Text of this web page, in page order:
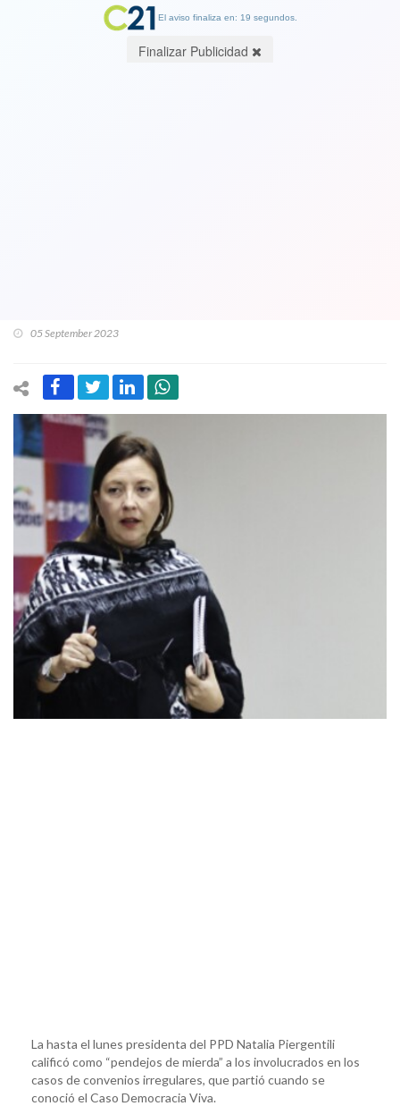
05 September 2023
La hasta el lunes presidenta del PPD Natalia Piergentili
calificó como “pendejos de mierda” a los involucrados en los
casos de convenios irregulares, que partió cuando se
conoció el Caso Democracia Viva.
El aviso finaliza en: 19 segundos.
Finalizar Publicidad